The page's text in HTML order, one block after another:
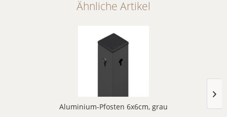
Ähnliche Artikel
Aluminium-Pfosten 6x6cm, grau